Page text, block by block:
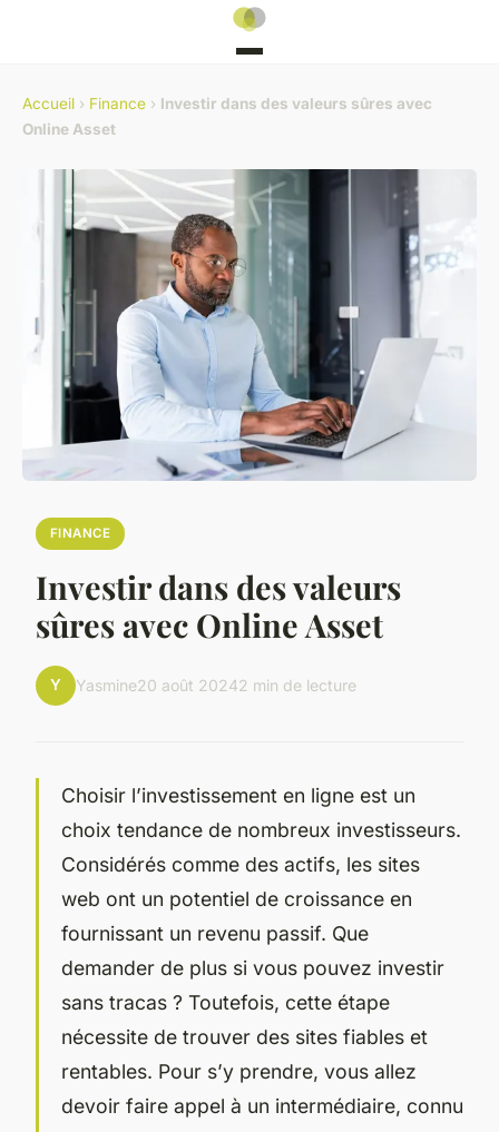
Accueil › Finance › Investir dans des valeurs sûres avec
Online Asset
FINANCE
Investir dans des valeurs
sûres avec Online Asset
Y Yasmine20 août 20242 min de lecture
Choisir l’investissement en ligne est un
choix tendance de nombreux investisseurs.
Considérés comme des actifs, les sites
web ont un potentiel de croissance en
fournissant un revenu passif. Que
demander de plus si vous pouvez investir
sans tracas ? Toutefois, cette étape
nécessite de trouver des sites fiables et
rentables. Pour s’y prendre, vous allez
devoir faire appel à un intermédiaire, connu